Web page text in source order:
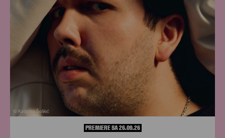
© Katarina Šoškić
PREMIERE SA 26.09.26